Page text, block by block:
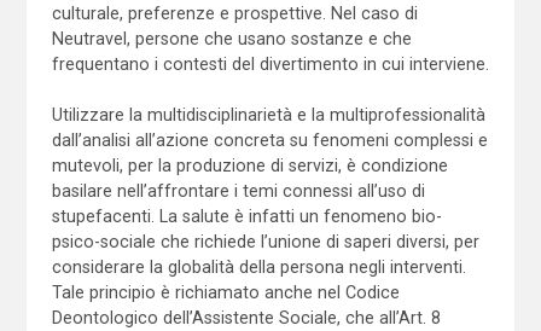
culturale, preferenze e prospettive. Nel caso di
Neutravel, persone che usano sostanze e che
frequentano i contesti del divertimento in cui interviene.
Utilizzare la multidisciplinarietà e la multiprofessionalità
dall’analisi all’azione concreta su fenomeni complessi e
mutevoli, per la produzione di servizi, è condizione
basilare nell’affrontare i temi connessi all’uso di
stupefacenti. La salute è infatti un fenomeno bio-
psico-sociale che richiede l’unione di saperi diversi, per
considerare la globalità della persona negli interventi.
Tale principio è richiamato anche nel Codice
Deontologico dell’Assistente Sociale, che all’Art. 8